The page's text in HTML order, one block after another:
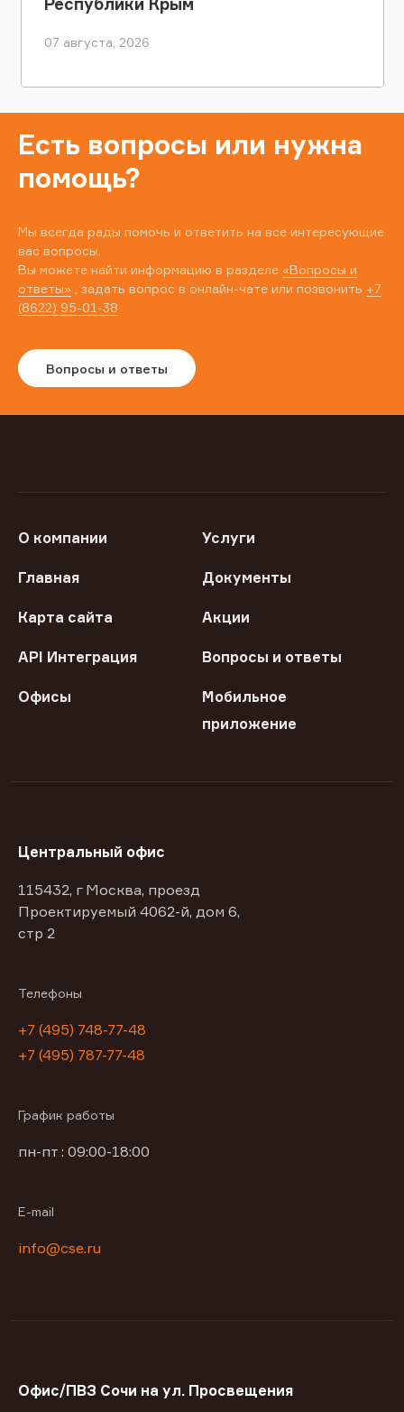
Республики Крым
07 августа, 2026
Есть вопросы или нужна
помощь?
Мы всегда рады помочь и ответить на все интересующие
вас вопросы.
Вы можете найти информацию в разделе «Вопросы и
ответы» , задать вопрос в онлайн-чате или позвонить +7
(8622) 95-01-38
Вопросы и ответы
О компании Услуги
Главная Документы
Карта сайта Акции
API Интеграция Вопросы и ответы
Офисы
Мобильное
приложение
Центральный офис
115432, г Москва, проезд
Проектируемый 4062-й, дом 6,
стр 2
Телефоны
+7 (495) 748-77-48
+7 (495) 787-77-48
График работы
пн-пт : 09:00-18:00
E-mail
info@cse.ru
Офис/ПВЗ Сочи на ул. Просвещения